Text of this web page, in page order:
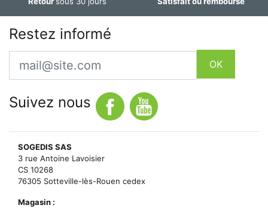
Restez informé
Email
OK
Suivez nous
SOGEDIS SAS
3 rue Antoine Lavoisier
CS 10268
76305 Sotteville-lès-Rouen cedex
Magasin :